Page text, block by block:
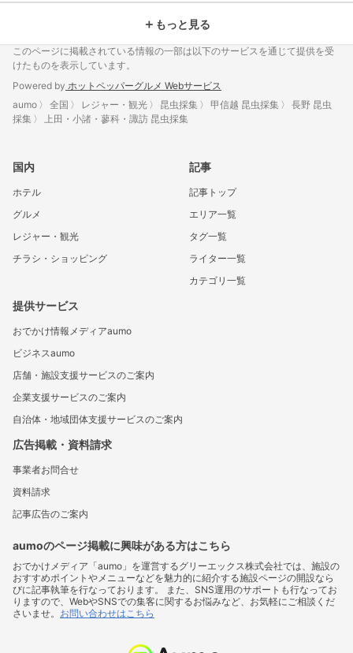
＋ もっと見る
このページに掲載されている情報の一部は以下のサービスを通じて提供を受
けたものを表示しています。
Powered by ホットペッパーグルメ Webサービス
aumo
全国 レジャー・観光 昆虫採集 甲信越 昆虫採集
長野 昆虫
採集
上田・小諸・蓼科・諏訪 昆虫採集
国内
ホテル
グルメ
レジャー・観光
チラシ・ショッピング
記事
記事トップ
エリア一覧
タグ一覧
ライター一覧
カテゴリ一覧
提供サービス
おでかけ情報メディアaumo
ビジネスaumo
店舗・施設支援サービスのご案内
企業支援サービスのご案内
自治体・地域団体支援サービスのご案内
広告掲載・資料請求
事業者お問合せ
資料請求
記事広告のご案内
aumoのページ掲載に興味がある方はこちら
おでかけメディア「aumo」を運営するグリーエックス株式会社では、施設の
おすすめポイントやメニューなどを魅力的に紹介する施設ページの開設なら
びに記事執筆を行なっております。 また、SNS運用のサポートも行なってお
りますので、WebやSNSでの集客に関するお悩みなど、お気軽にご相談くだ
さいませ。 お問い合わせはこちら